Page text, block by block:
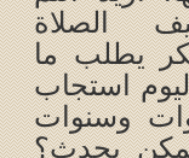
الصلاة
يطلب ما
استجاب
وسنوات
يحدث؟